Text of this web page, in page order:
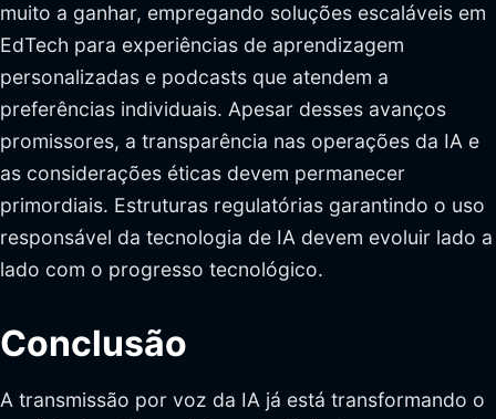
muito a ganhar, empregando soluções escaláveis em
EdTech para experiências de aprendizagem
personalizadas e podcasts que atendem a
preferências individuais. Apesar desses avanços
promissores, a transparência nas operações da IA e
as considerações éticas devem permanecer
primordiais. Estruturas regulatórias garantindo o uso
responsável da tecnologia de IA devem evoluir lado a
lado com o progresso tecnológico.
Conclusão
A transmissão por voz da IA já está transformando o